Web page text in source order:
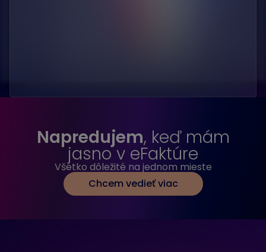
Napredujem, keď mám
jasno v eFaktúre
Všetko dôležité na jednom mieste
Chcem vedieť viac